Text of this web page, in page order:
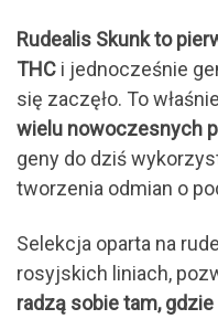
Rudealis Skunk to
THC i jednocześnie
się zaczęło. To
wielu nowoczesnych
geny do dziś
tworzenia odmian o
Selekcja oparta na
rosyjskich liniach,
radzą sobie tam,